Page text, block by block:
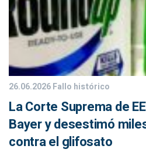
26.06.2026Fallo histórico
La Corte Suprema de
Bayer y desestimó
contra el glifosato